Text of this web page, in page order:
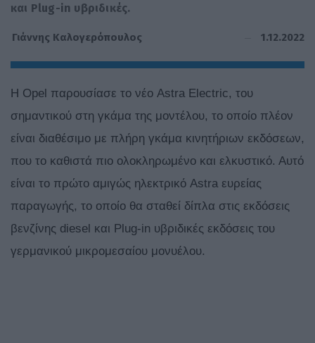
και Plug-in υβριδικές.
Γιάννης Καλογερόπουλος 1.12.2022
Η Opel παρουσίασε το νέο Astra Electric, του
σημαντικού στη γκάμα της μοντέλου, το οποίο πλέον
είναι διαθέσιμο με πλήρη γκάμα κινητήριων εκδόσεων,
που το καθιστά πιο ολοκληρωμένο και ελκυστικό. Αυτό
είναι το πρώτο αμιγώς ηλεκτρικό Astra ευρείας
παραγωγής, το οποίο θα σταθεί δίπλα στις εκδόσεις
βενζίνης diesel και Plug-in υβριδικές εκδόσεις του
γερμανικού μικρομεσαίου μονυέλου.